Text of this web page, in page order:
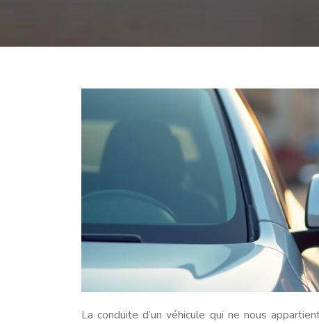
La conduite d’un véhicule qui ne nous